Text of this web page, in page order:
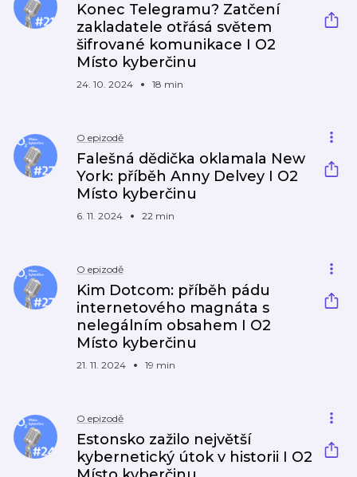
Konec Telegramu? Zatčení
zakladatele otřásá světem
šifrované komunikace I O2
Místo kyberčinu
24. 10. 2024 18 min
O epizodě
Falešná dědička oklamala New
York: příběh Anny Delvey I O2
Místo kyberčinu
6. 11. 2024 22 min
O epizodě
Kim Dotcom: příběh pádu
internetového magnáta s
nelegálním obsahem I O2
Místo kyberčinu
21. 11. 2024 19 min
O epizodě
Estonsko zažilo největší
kybernetický útok v historii I O2